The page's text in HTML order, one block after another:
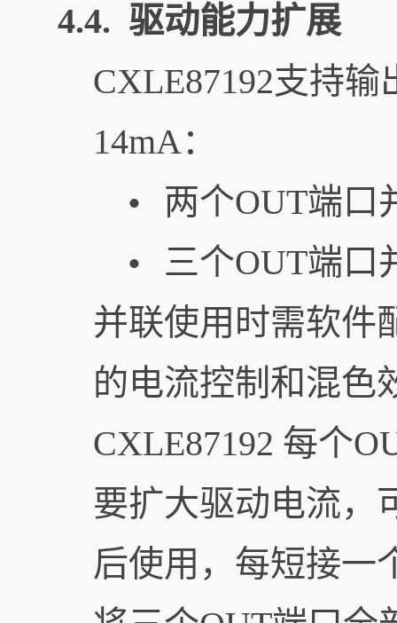
4.4. 驱动能力扩展
CXLE87192支持
14mA：
• 两个OUT端口
• 三个OUT端口
并联使用时需软件
的电流控制和混色
CXLE87192 每个
要扩大驱动电流，
后使用，每短接一